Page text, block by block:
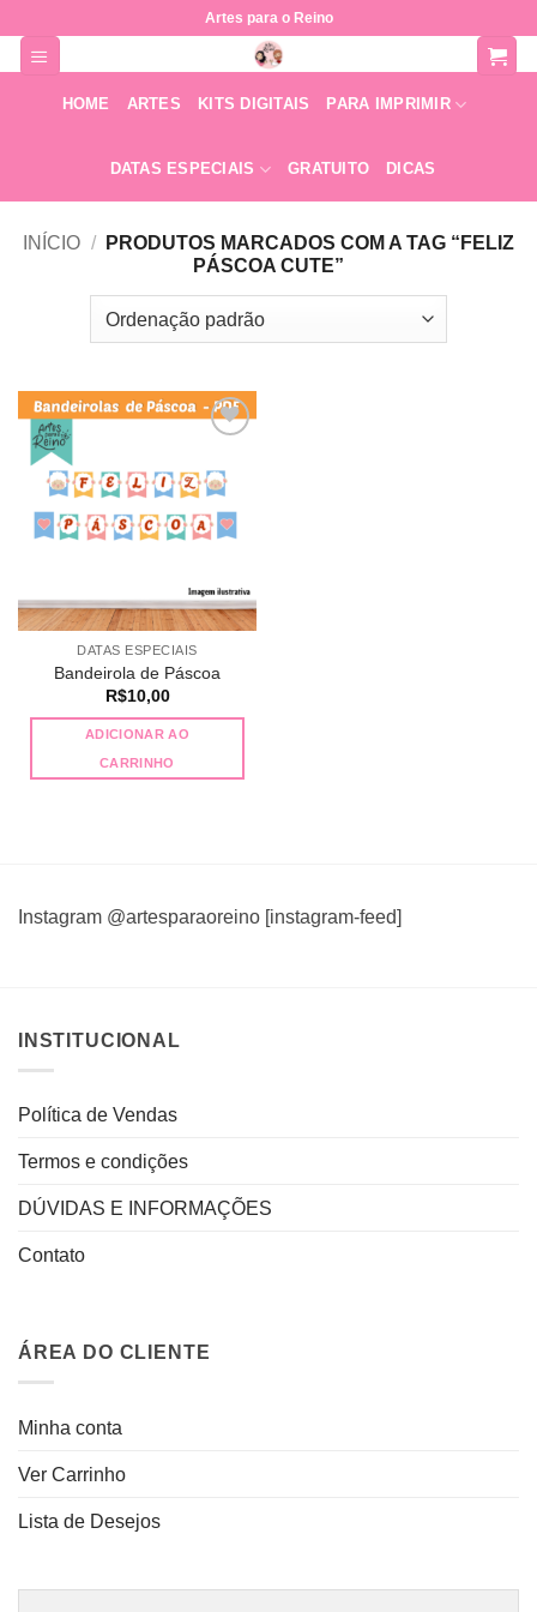
content
Artes para o Reino
HOME ARTES KITS DIGITAIS PARA IMPRIMIR
DATAS ESPECIAIS GRATUITO DICAS
INÍCIO / PRODUTOS MARCADOS COM A TAG “FELIZ
PÁSCOA CUTE”
a lista de
desejos
DATAS ESPECIAIS
Bandeirola de Páscoa
R$10,00
ADICIONAR AO
CARRINHO
Instagram @artesparaoreino [instagram-feed]
INSTITUCIONAL
Política de Vendas
Termos e condições
DÚVIDAS E INFORMAÇÕES
Contato
ÁREA DO CLIENTE
Minha conta
Ver Carrinho
Lista de Desejos